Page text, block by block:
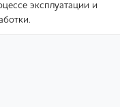
эксплуатации и